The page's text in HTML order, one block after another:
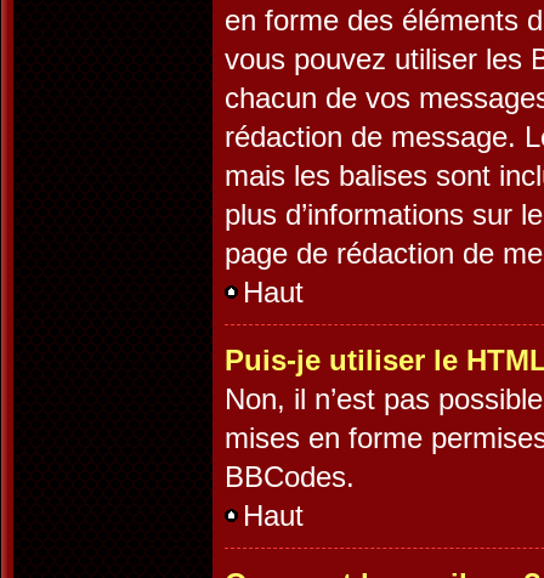
en forme des éléments
vous pouvez utiliser les
chacun de vos
rédaction de message.
mais les balises sont
plus d’informations sur
page de rédaction de
Haut
Puis-je utiliser le
Non, il n’est pas
mises en forme
BBCodes.
Haut